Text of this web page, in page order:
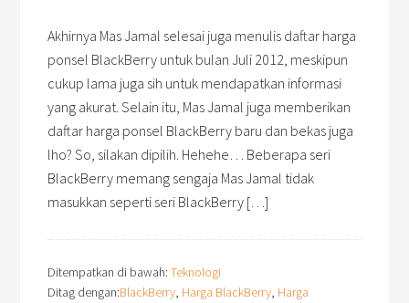
Akhirnya Mas Jamal selesai juga menulis daftar harga
ponsel BlackBerry untuk bulan Juli 2012, meskipun
cukup lama juga sih untuk mendapatkan informasi
yang akurat. Selain itu, Mas Jamal juga memberikan
daftar harga ponsel BlackBerry baru dan bekas juga
lho? So, silakan dipilih. Hehehe… Beberapa seri
BlackBerry memang sengaja Mas Jamal tidak
masukkan seperti seri BlackBerry […]
Ditempatkan di bawah:Teknologi
Ditag dengan:BlackBerry, Harga BlackBerry, Harga